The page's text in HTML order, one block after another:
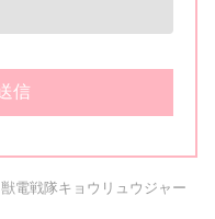
獣電戦隊キョウリュウジャー